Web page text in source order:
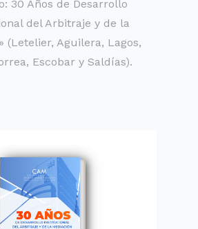
30 Años de Desarrollo
del Arbitraje y de la
(Letelier, Aguilera, Lagos,
Escobar y Saldías).